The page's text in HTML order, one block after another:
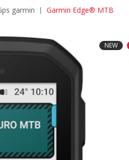
gps garmin Garmin Edge® MTB
NEW